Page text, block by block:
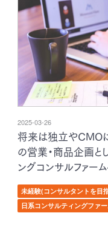
2025-03-26
将来は独立やCMOに
の営業・商品企画と
ングコンサルファー
も共通することとは？
未経験(コンサルタントを目
日系コンサルティングファ